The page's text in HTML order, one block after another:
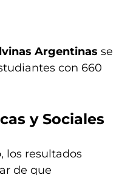
Argentinas se
con 660
y Sociales
los resultados
de que